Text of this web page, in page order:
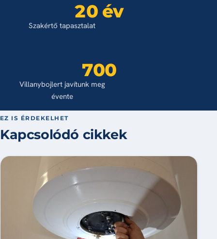
20 év
Szakértő tapasztalat
700
Villanybojlert javítunk meg
évente
EZ IS ÉRDEKELHET
Kapcsolódó cikkek